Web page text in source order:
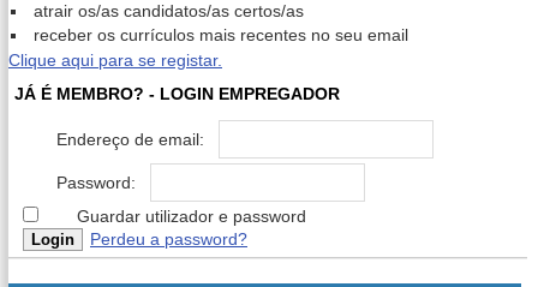
atrair os/as candidatos/as certos/as
receber os currículos mais recentes no seu email
Clique aqui para se registar.
JÁ É MEMBRO? - LOGIN EMPREGADOR
Endereço de email:
Password:
Guardar utilizador e password
Perdeu a password?